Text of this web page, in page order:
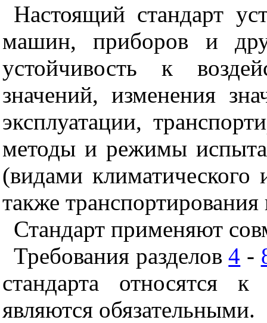
Настоящий стандарт
машин, приборов и
устойчивость к
значений, изменения
эксплуатации,
методы и режимы
(видами
также
Стандарт применяют
Требования разделов4 -
стандарта относятся
являются обязательными.